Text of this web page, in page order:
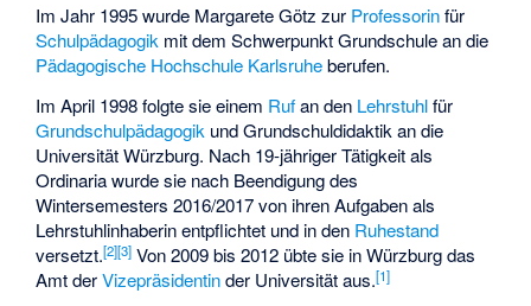
Im Jahr 1995 wurde Margarete Götz zur Professorinfür
Schulpädagogik mit dem Schwerpunkt Grundschule an die
Pädagogische Hochschule Karlsruheberufen.
Im April 1998 folgte sie einem Rufan den Lehrstuhlfür
Grundschulpädagogik und Grundschuldidaktik an die
Universität Würzburg. Nach 19-jähriger Tätigkeit als
Ordinaria wurde sie nach Beendigung des
Wintersemesters 2016/2017 von ihren Aufgaben als
Lehrstuhlinhaberin entpflichtet und in den Ruhestand
versetzt.[2][3] Von 2009 bis 2012 übte sie in Würzburg das
Amt derVizepräsidentinder Universität aus.[1]